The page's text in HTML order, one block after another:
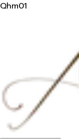
Qhm01